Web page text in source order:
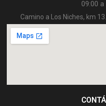
09:00 a
Camino a Los Niches, km